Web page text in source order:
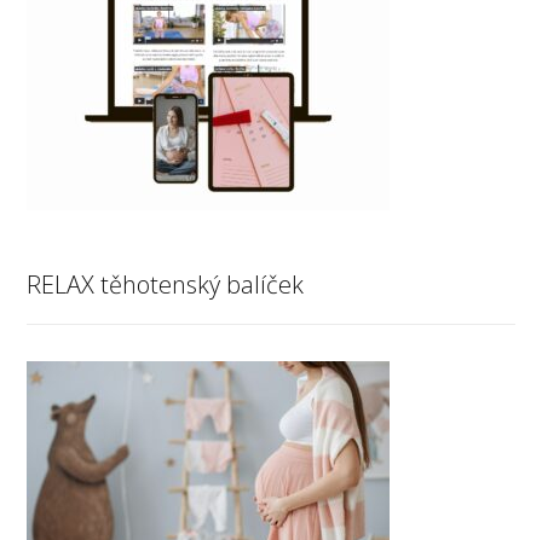
RELAX těhotenský balíček